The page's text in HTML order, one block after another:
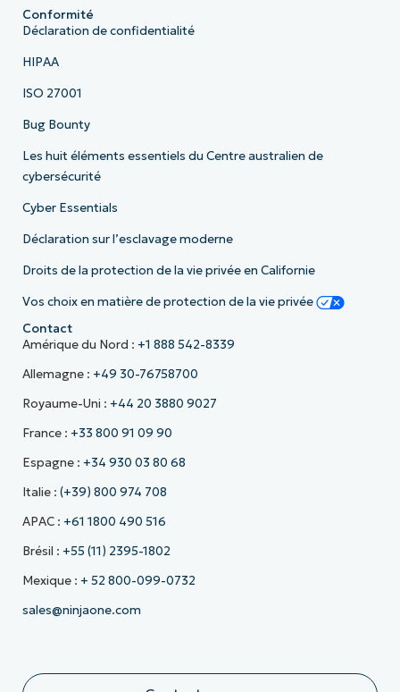
Conformité
Déclaration de confidentialité
HIPAA
ISO 27001
Bug Bounty
Les huit éléments essentiels du Centre australien de
cybersécurité
Cyber Essentials
Déclaration sur l’esclavage moderne
Droits de la protection de la vie privée en Californie
Vos choix en matière de protection de la vie privée
Contact
Amérique du Nord : +1 888 542-8339
Allemagne : +49 30-76758700
Royaume-Uni : +44 20 3880 9027
France : +33 800 91 09 90
Espagne : +34 930 03 80 68
Italie : (+39) 800 974 708
APAC : +61 1800 490 516
Brésil : +55 (11) 2395-1802
Mexique : + 52 800-099-0732
sales@ninjaone.com